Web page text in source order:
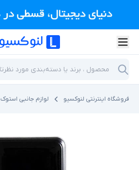
فروشگاه اینترنتی لنوکسیو لوازم جانبی استوک